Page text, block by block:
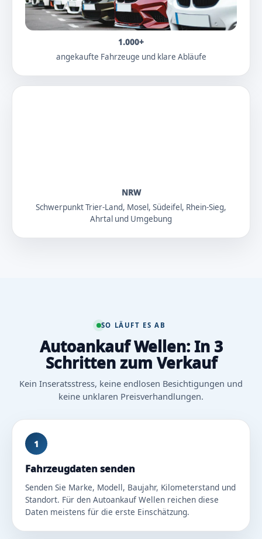
1.000+
angekaufte Fahrzeuge und klare Abläufe
NRW
Schwerpunkt Trier-Land, Mosel, Südeifel, Rhein-Sieg,
Ahrtal und Umgebung
SO LÄUFT ES AB
Autoankauf Wellen: In 3
Schritten zum Verkauf
Kein Inseratsstress, keine endlosen Besichtigungen und
keine unklaren Preisverhandlungen.
1
Fahrzeugdaten senden
Senden Sie Marke, Modell, Baujahr, Kilometerstand und
Standort. Für den Autoankauf Wellen reichen diese
Daten meistens für die erste Einschätzung.